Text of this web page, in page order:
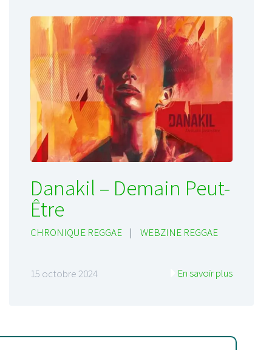
Danakil – Demain Peut-
Être
CHRONIQUE REGGAE | WEBZINE REGGAE
15 octobre 2024 En savoir plus